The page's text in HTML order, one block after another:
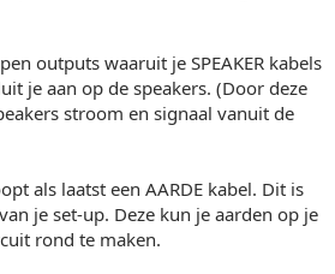
outputs waaruit je SPEAKER kabels
je aan op de speakers. (Door deze
stroom en signaal vanuit de
als laatst een AARDE kabel. Dit is
je set-up. Deze kun je aarden op je
rond te maken.